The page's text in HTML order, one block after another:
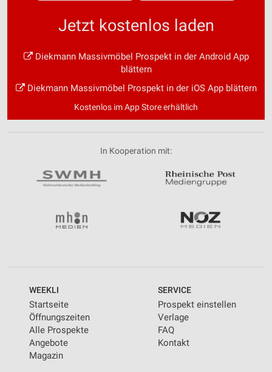
Jetzt kostenlos laden
Diekmann Massivmöbel Prospekt in der Android App
blättern
Diekmann Massivmöbel Prospekt in der iOS App blättern
Kostenlos im App Store erhältlich
In Kooperation mit:
WEEKLI
Startseite
Öffnungszeiten
Alle Prospekte
Angebote
Magazin
SERVICE
Prospekt einstellen
Verlage
FAQ
Kontakt